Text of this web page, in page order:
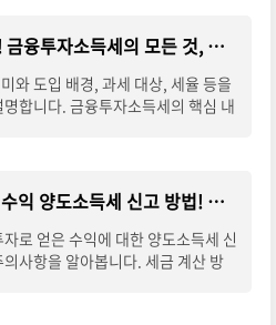
금투세 뜻! 금융투자소득세의 모든 것, 알기 쉽게 설명해드립니다
와 도입 배경, 과세 대상, 세율 등을
명합니다. 금융투자소득세의 핵심 내
해외 주식 수익 양도소득세 신고 방법! 알아두어야 할 모든 것
로 얻은 수익에 대한 양도소득세 신
사항을 알아봅니다. 세금 계산 방